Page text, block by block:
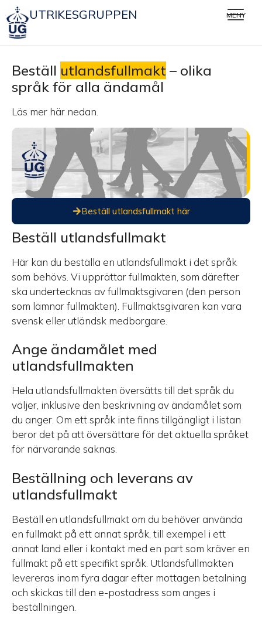
UTRIKESGRUPPEN MENY
Beställ utlandsfullmakt – olika
språk för alla ändamål
Läs mer här nedan.
Beställ utlandsfullmakt här
Beställ utlandsfullmakt
Här kan du beställa en utlandsfullmakt i det språk
som behövs. Vi upprättar fullmakten, som därefter
ska undertecknas av fullmaktsgivaren (den person
som lämnar fullmakten). Fullmaktsgivaren kan vara
svensk eller utländsk medborgare.
Ange ändamålet med
utlandsfullmakten
Hela utlandsfullmakten översätts till det språk du
väljer, inklusive den beskrivning av ändamålet som
du anger. Om ett språk inte finns tillgängligt i listan
beror det på att översättare för det aktuella språket
för närvarande saknas.
Beställning och leverans av
utlandsfullmakt
Beställ en utlandsfullmakt om du behöver använda
en fullmakt på ett annat språk, till exempel i ett
annat land eller i kontakt med en part som kräver en
fullmakt på ett specifikt språk. Utlandsfullmakten
levereras inom fyra dagar efter mottagen betalning
och skickas till den e-postadress som anges i
beställningen.